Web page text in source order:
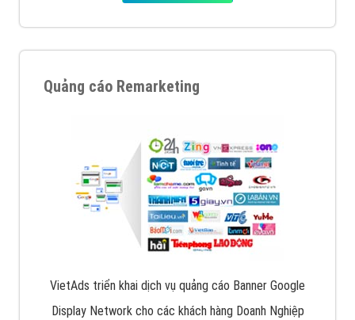
Quảng cáo Remarketing
VietAds triển khai dịch vụ quảng cáo Banner Google
Display Network cho các khách hàng Doanh Nghiệp